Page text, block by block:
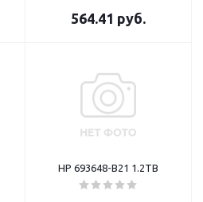
564.41 руб.
HP 693648-B21 1.2TB